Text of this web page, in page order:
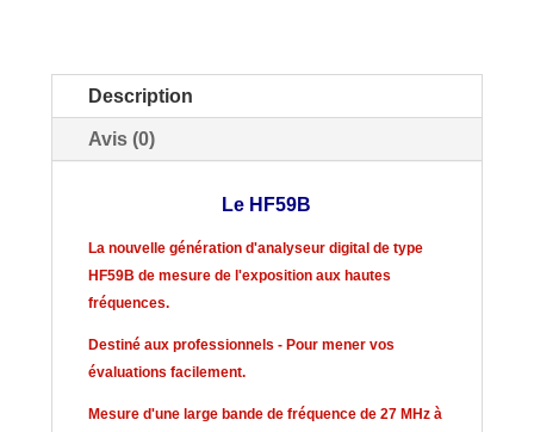
Description
Avis (0)
Le HF59B
La nouvelle génération d'analyseur digital de type
HF59B de mesure de l'exposition aux hautes
fréquences.
Destiné aux professionnels - Pour mener vos
évaluations facilement.
Mesure d'une large bande de fréquence de 27 MHz à